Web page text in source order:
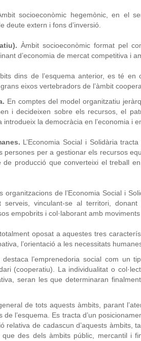
socioeconòmic hegemònic, en el
deute extern i fons d’inversió.
Àmbit socioeconòmic format pel
d’economia de mercat competitiva i
dins de l’esquema anterior, es té en
eixos vertebradors de l’àmbit
En comptes del model organitzatiu
i decideixen sobre els recursos, el
introdueix la democràcia en l’economia i
L’Economia Social i Solidària
persones per a gestionar els recursos
producció que converteixi el treball
organitzacions de l’Economia Social i
serveis, vinculant-se al territori,
empobrits i col·laborant amb
oposat a aquestes tres
l’orientació a les necessitats
l’emprenedoria social com un
(cooperatiu). La individualitat o
seran les que determinaran
de tots aquests àmbits, parant
de l’esquema. Es tracta d’un
relativa de cadascun d’aquests àmbits,
des dels àmbits públic, mercantil i